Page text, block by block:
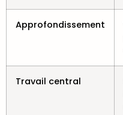
Approfondissement
Travail central